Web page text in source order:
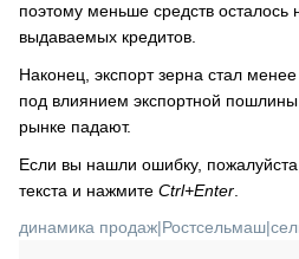
поэтому меньше средств осталось
выдаваемых кредитов.
Наконец, экспорт зерна стал
под влиянием экспортной
рынке падают.
Если вы нашли ошибку,
текста и нажмите Ctrl+Enter
динамика продаж|Ростсельмаш|